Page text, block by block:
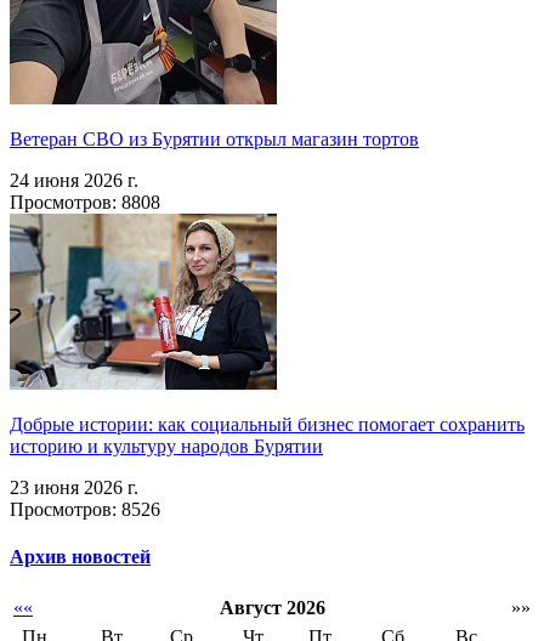
Ветеран СВО из Бурятии открыл магазин тортов
24 июня 2026 г.
Просмотров: 8808
Добрые истории: как социальный бизнес помогает сохранить
историю и культуру народов Бурятии
23 июня 2026 г.
Просмотров: 8526
Архив новостей
«« Август 2026
»»
Пн
Вт Ср Чт Пт Сб Вс